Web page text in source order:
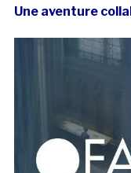
Une aventure